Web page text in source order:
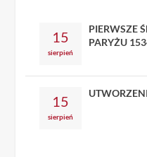
15
sierpień
PIERWSZE
PARYŻU
15
sierpień